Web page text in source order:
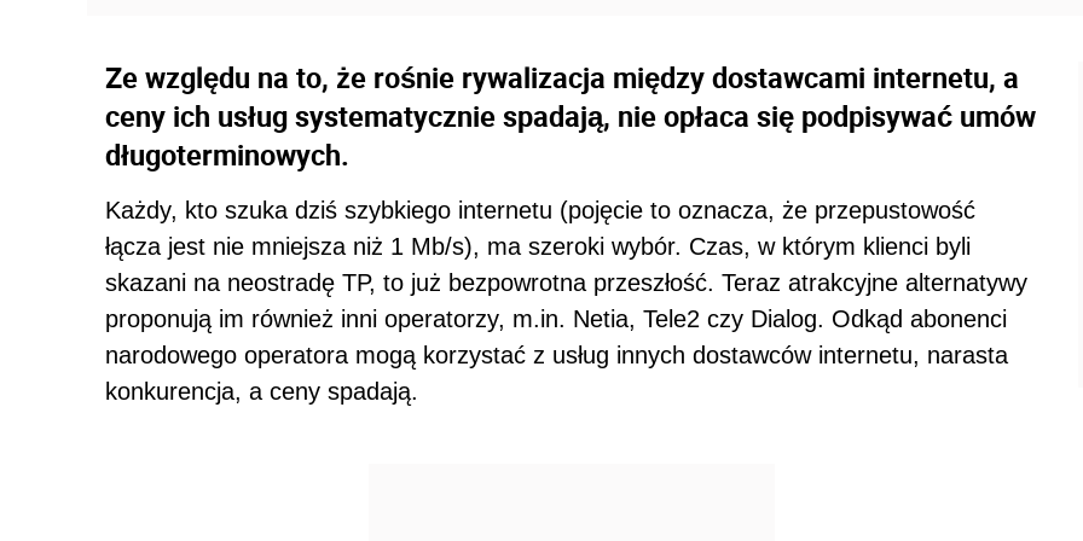
Ze względu na to, że rośnie rywalizacja między dostawcami internetu, a
ceny ich usług systematycznie spadają, nie opłaca się podpisywać umów
długoterminowych.
Każdy, kto szuka dziś szybkiego internetu (pojęcie to oznacza, że przepustowość
łącza jest nie mniejsza niż 1 Mb/s), ma szeroki wybór. Czas, w którym klienci byli
skazani na neostradę TP, to już bezpowrotna przeszłość. Teraz atrakcyjne alternatywy
proponują im również inni operatorzy, m.in. Netia, Tele2 czy Dialog. Odkąd abonenci
narodowego operatora mogą korzystać z usług innych dostawców internetu, narasta
konkurencja, a ceny spadają.